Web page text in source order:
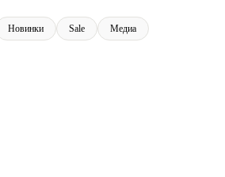
Новинки Sale Медиа